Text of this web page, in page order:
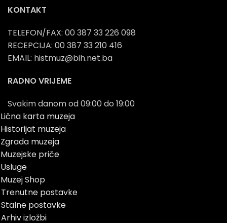
KONTAKT
TELEFON/FAX: 00 387 33 226 098
RECEPCIJA: 00 387 33 210 416
EMAIL: histmuz@bih.net.ba
RADNO VRIJEME
Svakim danom od 09:00 do 19:00
Lična karta muzeja
Historijat muzeja
Zgrada muzeja
Muzejske priče
Usluge
Muzej Shop
Trenutne postavke
Stalne postavke
Arhiv izložbi